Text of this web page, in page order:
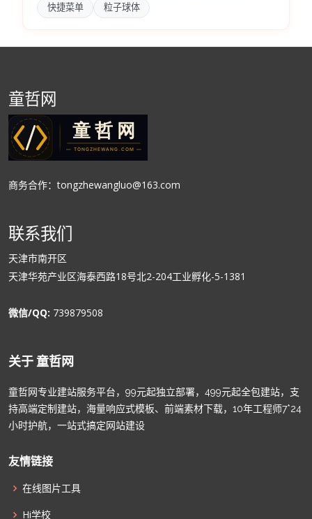
快捷菜单
粒子球体
童哲网
商务合作：tongzhewangluo@163.com
联系我们
天津市南开区
天津华苑产业区海泰西路18号北2-204工业孵化-5-1381
微信/QQ: 739879508
关于 童哲网
童哲网专业建站服务平台，99元起独立部署，499元起全包建站，支
持高端定制建站，海量响应式模板、前端素材下载，10年工程师7*24
小时护航，一站式搞定网站建设
友情链接
在线图片工具
Hi学校